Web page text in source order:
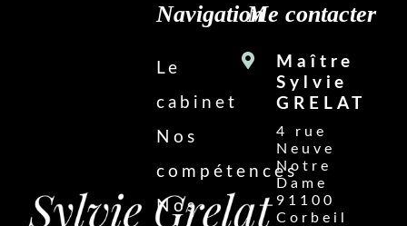
Navigation
Le
cabinet
Nos
compétences
Nos
Me contacter
Maître
Sylvie
GRELAT
4 rue
Neuve
Notre
Dame
91100
Corbeil